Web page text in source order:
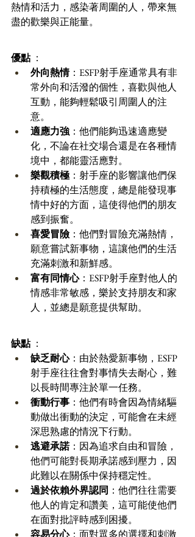
熱情和活力，感染著周圍的人，帶來無
盡的歡樂與正能量。
優點 ：
外向熱情：ESFP射手座通常具有非
常外向和活潑的個性，喜歡與他人
互動，能夠輕鬆吸引周圍人的注
意。
適應力強 ：他們能夠迅速適應變
化，不論在社交場合還是在各種情
境中，都能靈活應對。
樂觀積極 ：射手座的影響讓他們保
持積極的生活態度，總是能發現事
情中好的方面，這使得他們的朋友
感到振奮。
喜愛冒險 ：他們對冒險充滿熱情，
願意嘗試新事物，這讓他們的生活
充滿刺激和新鮮感。
富有同情心：ESFP射手座對他人的
情感非常敏感，樂於支持朋友和家
人，並總是願意提供幫助。
缺點 ：
缺乏耐心：由於熱愛新事物，ESFP
射手座往往會對事情失去耐心，難
以長時間專注於單一任務。
衝動行事 ：他們有時會因為情緒驅
動做出衝動的決定，可能會在未經
深思熟慮的情況下行動。
逃避承諾：因為追求自由和冒險，
他們可能對長期承諾感到壓力，因
此難以在關係中保持穩定性。
過於依賴外界認同 ：他們往往需要
他人的肯定和讚美，這可能使他們
在面對批評時感到困擾。
容易分心：面對眾多的選擇和刺激